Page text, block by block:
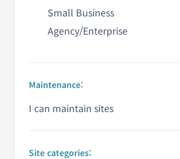
Small Business
Agency/Enterprise
Maintenance:
I can maintain sites
Site categories: